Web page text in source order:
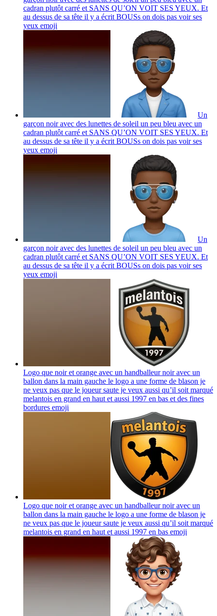
cadran plutôt carré et SANS QU’ON VOIT SES YEUX. Et
au dessus de sa tête il y a écrit BOUSs on dois pas voir ses
yeux emoji
Un
garçon noir avec des lunettes de soleil un peu bleu avec un
cadran plutôt carré et SANS QU’ON VOIT SES YEUX. Et
au dessus de sa tête il y a écrit BOUSs on dois pas voir ses
yeux emoji
Un
garçon noir avec des lunettes de soleil un peu bleu avec un
cadran plutôt carré et SANS QU’ON VOIT SES YEUX. Et
au dessus de sa tête il y a écrit BOUSs on dois pas voir ses
yeux emoji
Logo que noir et orange avec un handballeur noir avec un
ballon dans la main gauche le logo a une forme de blason je
ne veux pas que le joueur saute je veux aussi qu’il soit marqué
melantois en grand en haut et aussi 1997 en bas et des fines
bordures emoji
Logo que noir et orange avec un handballeur noir avec un
ballon dans la main gauche le logo a une forme de blason je
ne veux pas que le joueur saute je veux aussi qu’il soit marqué
melantois en grand en haut et aussi 1997 en bas emoji